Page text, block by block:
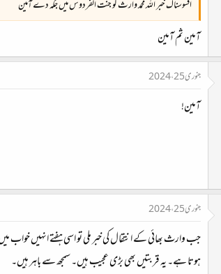
افسوسناک خبر اللہ محمد وارث کو جنت الفردوس میں جگہ دے آمین
آمین ثم آمین
جنوری 25، 2024
آمین!
جنوری 25، 2024
جب وارث بھائی کے انتقال کی خبر ملی تو اسی ہفتے انہیں
ہوتا ہے۔ یہ قربتیں بھی بڑی عجیب ہیں۔ سمجھ سے باہر ہیں۔